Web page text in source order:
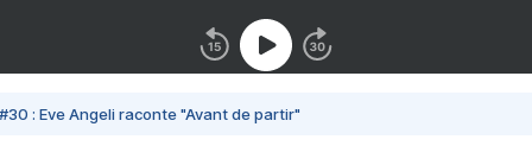
#30 : Eve Angeli raconte "Avant de partir"